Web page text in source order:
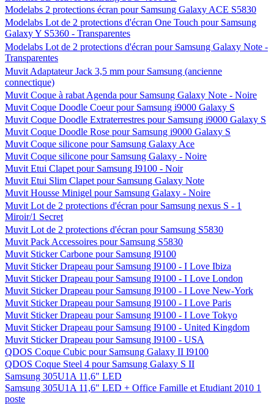
Câble Omenex Plug & Phone pour Samsung
Coque semi-rigide glossy noire pour Samsung Galaxy S II
Déclencheur sans Fil Hahnel combi TF pour
Canon/Pentax/Samsung
Enceintes iLuv iSM524 noir pour Samsung Galaxy Tab
Etui-Brassard Belkin DualFit pour Samsung Galaxy S II
Etui Samsung CC9S70B noir
Fnac chargeur secteur POWY pour Samsung SGH-D800
G-Mobility Pack confort pour Samsung Galaxy SII i9100
Imprimante Samsung CLX-3185FN - Ethernet
Kensington Etui pliant pour Samsung Galaxy Tab
Le Tanneur Etui cuir Pouch pour Samsung Galaxy S11 I9100 - Noir
Lunettes 3D actives Samsung SSG-4100GB
Modelabs 2 protections écran pour Samsung Galaxy ACE S5830
Modelabs Lot de 2 protections d'écran One Touch pour Samsung
Galaxy Y S5360 - Transparentes
Modelabs Lot de 2 protections d'écran pour Samsung Galaxy Note -
Transparentes
Muvit Adaptateur Jack 3,5 mm pour Samsung (ancienne
connectique)
Muvit Coque à rabat Agenda pour Samsung Galaxy Note - Noire
Muvit Coque Doodle Coeur pour Samsung i9000 Galaxy S
Muvit Coque Doodle Extraterrestres pour Samsung i9000 Galaxy S
Muvit Coque Doodle Rose pour Samsung i9000 Galaxy S
Muvit Coque silicone pour Samsung Galaxy Ace
Muvit Coque silicone pour Samsung Galaxy - Noire
Muvit Etui Clapet pour Samsung I9100 - Noir
Muvit Etui Slim Clapet pour Samsung Galaxy Note
Muvit Housse Minigel pour Samsung Galaxy - Noire
Muvit Lot de 2 protections d'écran pour Samsung nexus S - 1
Miroir/1 Secret
Muvit Lot de 2 protections d'écran pour Samsung S5830
Muvit Pack Accessoires pour Samsung S5830